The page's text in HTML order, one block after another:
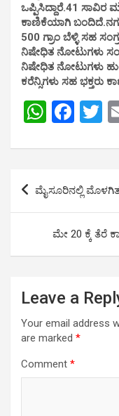
ಒಪ್ಪಿಸಿದ್ದಾರೆ.41
ಕಾಣಿಕೆಯಾಗಿ
500 ಗ್ರಾಂ ಬೆಳ್ಳಿ ಸಹ
ನಿಷೇಧಿತ ನೋಟುಗಳು
ನಿಷೇಧಿತ ನೋಟುಗಳು
ಕರೆನ್ಸಿಗಳು ಸಹ ಭಕ್ತರು
W
at
s
A
p
p
F
ce
b
o
o
k
T
tt
er
Post
navigation
ಮೈಸೂರಿನಲ್ಲಿ
ಮೇ 20 ಕ್ಕೆ ತೆರೆ
Leave a
Your email address
are marked *
Comment *